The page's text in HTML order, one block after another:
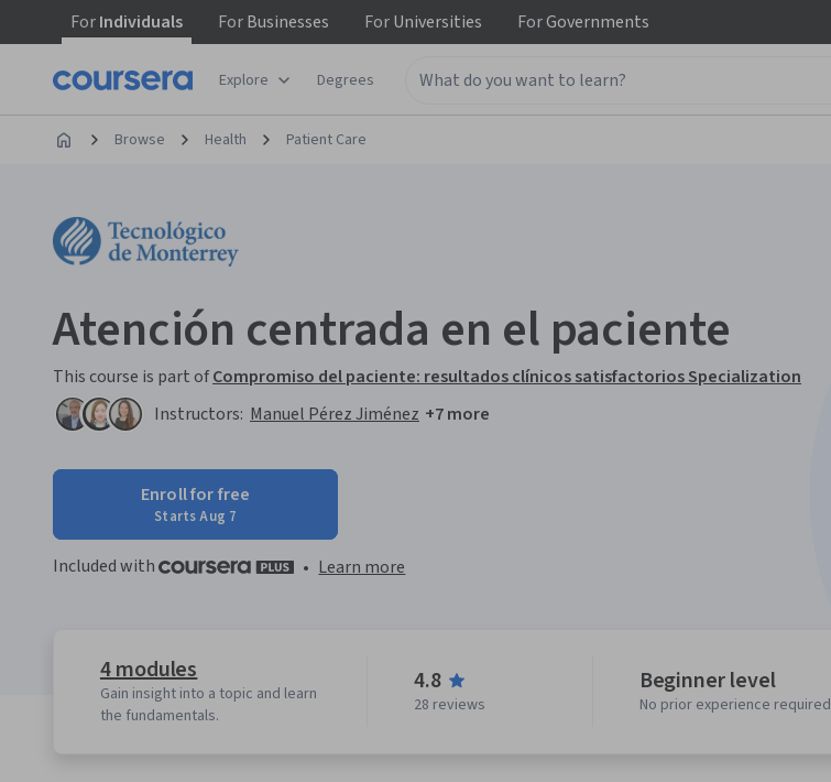
ForIndividuals ForBusinesses ForUniversities ForGovernments
Explore Degrees
Browse Health Patient Care
Atención centrada en el paciente
This course is part ofCompromiso del paciente: resultados clínicos satisfactorios Specialization
Instructors: Manuel Pérez Jiménez +7 more
Enroll for free
Starts Aug 7
Included with • Learn more
4 modules
Gain insight into a topic and learn
the fundamentals.
4.8
28 reviews
Beginner level
No prior experience required